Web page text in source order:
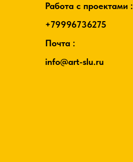
Работа с проектами :
+79996736275
Почта :
info@art-slu.ru